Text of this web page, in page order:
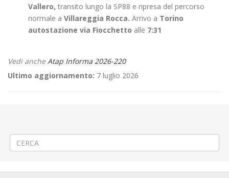
Vallero, transito lungo la SP88 e ripresa del percorso
normale a Villareggia Rocca. Arrivo a Torino
autostazione via Fiocchetto alle 7:31
Vedi ancheAtap Informa 2026-220
Ultimo aggiornamento: 7 luglio 2026